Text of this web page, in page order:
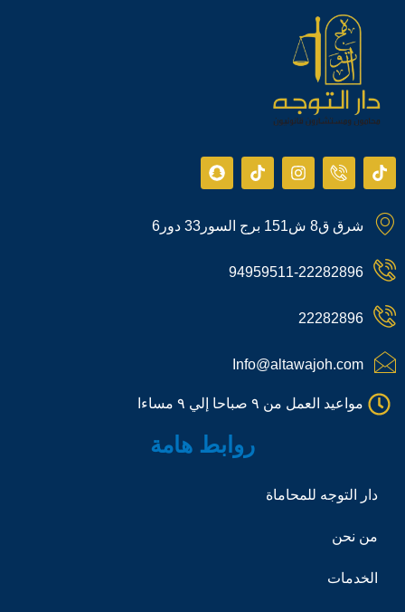
T
i
t
o
I
c
-
o
e
-
a
l
1
I
n
a
a
T
i
o
S
n
c
شرق ق8 ش151 برج السور33 دور6
94959511-22282896
22282896
Info@altawajoh.com
مواعيد العمل من ٩ صباحا إلي ٩ مساءا
روابط هامة
دار التوجه للمحاماة
من نحن
الخدمات